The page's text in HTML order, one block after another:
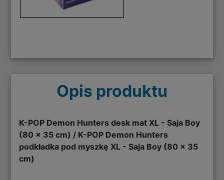
Opis produktu
K-POP Demon Hunters desk mat XL - Saja Boy
(80 x 35 cm) / K-POP Demon Hunters
podkładka pod myszkę XL - Saja Boy (80 x 35
cm)